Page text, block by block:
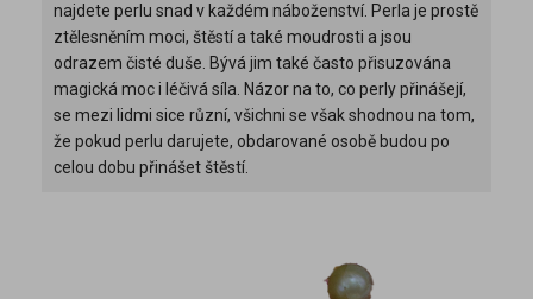
najdete perlu snad v každém náboženství. Perla je prostě
ztělesněním moci, štěstí a také moudrosti a jsou
odrazem čisté duše. Bývá jim také často přisuzována
magická moc i léčivá síla. Názor na to, co perly přinášejí,
se mezi lidmi sice různí, všichni se však shodnou na tom,
že pokud perlu darujete, obdarované osobě budou po
celou dobu přinášet štěstí.